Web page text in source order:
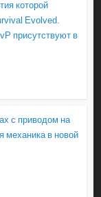
которой
Evolved.
присутствуют в
с приводом на
механика в новой